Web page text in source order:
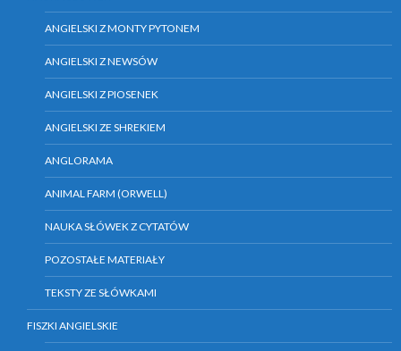
ANGIELSKI Z MONTY PYTONEM
ANGIELSKI Z NEWSÓW
ANGIELSKI Z PIOSENEK
ANGIELSKI ZE SHREKIEM
ANGLORAMA
ANIMAL FARM (ORWELL)
NAUKA SŁÓWEK Z CYTATÓW
POZOSTAŁE MATERIAŁY
TEKSTY ZE SŁÓWKAMI
FISZKI ANGIELSKIE